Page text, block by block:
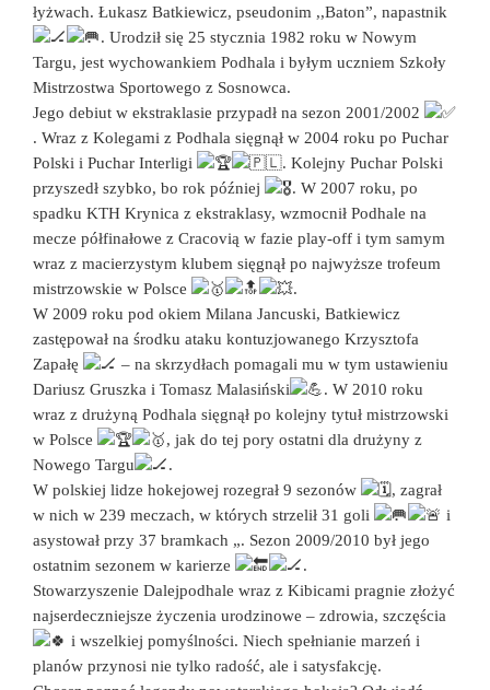
łyżwach. Łukasz Batkiewicz, pseudonim ,,Baton”, napastnik
. Urodził się 25 stycznia 1982 roku w Nowym
Targu, jest wychowankiem Podhala i byłym uczniem Szkoły
Mistrzostwa Sportowego z Sosnowca.
Jego debiut w ekstraklasie przypadł na sezon 2001/2002
. Wraz z Kolegami z Podhala sięgnął w 2004 roku po Puchar
Polski i Puchar Interligi
. Kolejny Puchar Polski
przyszedł szybko, bo rok później
. W 2007 roku, po
spadku KTH Krynica z ekstraklasy, wzmocnił Podhale na
mecze półfinałowe z Cracovią w fazie play-off i tym samym
wraz z macierzystym klubem sięgnął po najwyższe trofeum
mistrzowskie w Polsce
.
W 2009 roku pod okiem Milana Jancuski, Batkiewicz
zastępował na środku ataku kontuzjowanego Krzysztofa
Zapałę
– na skrzydłach pomagali mu w tym ustawieniu
Dariusz Gruszka i Tomasz Malasiński
. W 2010 roku
wraz z drużyną Podhala sięgnął po kolejny tytuł mistrzowski
w Polsce
, jak do tej pory ostatni dla drużyny z
Nowego Targu
.
W polskiej lidze hokejowej rozegrał 9 sezonów
, zagrał
w nich w 239 meczach, w których strzelił 31 goli
i
asystował przy 37 bramkach „. Sezon 2009/2010 był jego
ostatnim sezonem w karierze
.
Stowarzyszenie Dalejpodhale wraz z Kibicami pragnie złożyć
najserdeczniejsze życzenia urodzinowe – zdrowia, szczęścia
i wszelkiej pomyślności. Niech spełnianie marzeń i
planów przynosi nie tylko radość, ale i satysfakcję.